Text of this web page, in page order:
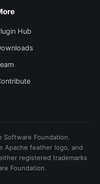
Hub
Software Foundation.
Apache feather logo, and
registered trademarks
Foundation.